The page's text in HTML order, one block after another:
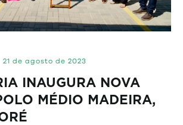
21 de agosto de 2023
INAUGURA NOVA
MÉDIO MADEIRA,